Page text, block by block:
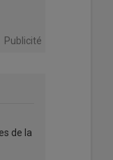
Publicité
de la